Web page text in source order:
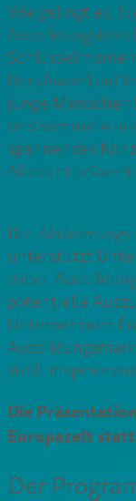
Wie gelingt es,
Berufswahl an?
junge
und sammeln in
spannendes
Albrecht
Die
unterstützt
dabei,
potentielle
Unternehmen
stellt
Die
Europazelt
Der